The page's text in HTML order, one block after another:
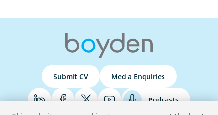
Submit CV Media Enquiries
Podcasts